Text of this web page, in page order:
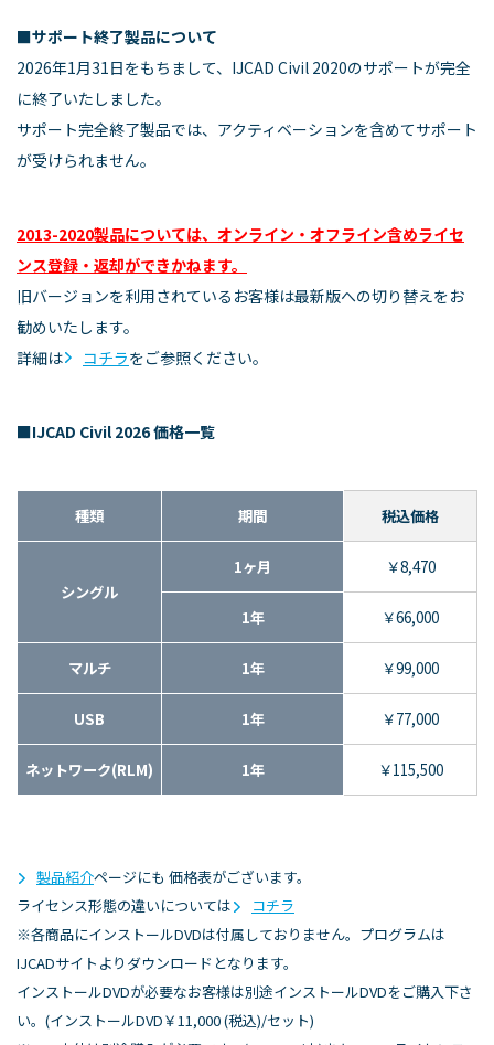
■サポート終了製品について
2026年1月31日をもちまして、IJCAD Civil 2020のサポートが完全
に終了いたしました。
サポート完全終了製品では、アクティベーションを含めてサポート
が受けられません。
2013-2020製品については、オンライン・オフライン含めライセ
ンス登録・返却ができかねます。
旧バージョンを利用されているお客様は最新版への切り替えをお
勧めいたします。
詳細は
コチラをご参照ください。
■IJCAD Civil 2026 価格一覧
種類 期間 税込価格
シングル
1ヶ月 ￥8,470
1年 ￥66,000
マルチ 1年 ￥99,000
USB 1年 ￥77,000
ネットワーク(RLM) 1年 ￥115,500
製品紹介ページにも 価格表がございます。
ライセンス形態の違いについては
コチラ
※各商品にインストールDVDは付属しておりません。プログラムは
IJCADサイトよりダウンロードとなります。
インストールDVDが必要なお客様は別途インストールDVDをご購入下さ
い。(インストールDVD￥11,000 (税込)/セット)